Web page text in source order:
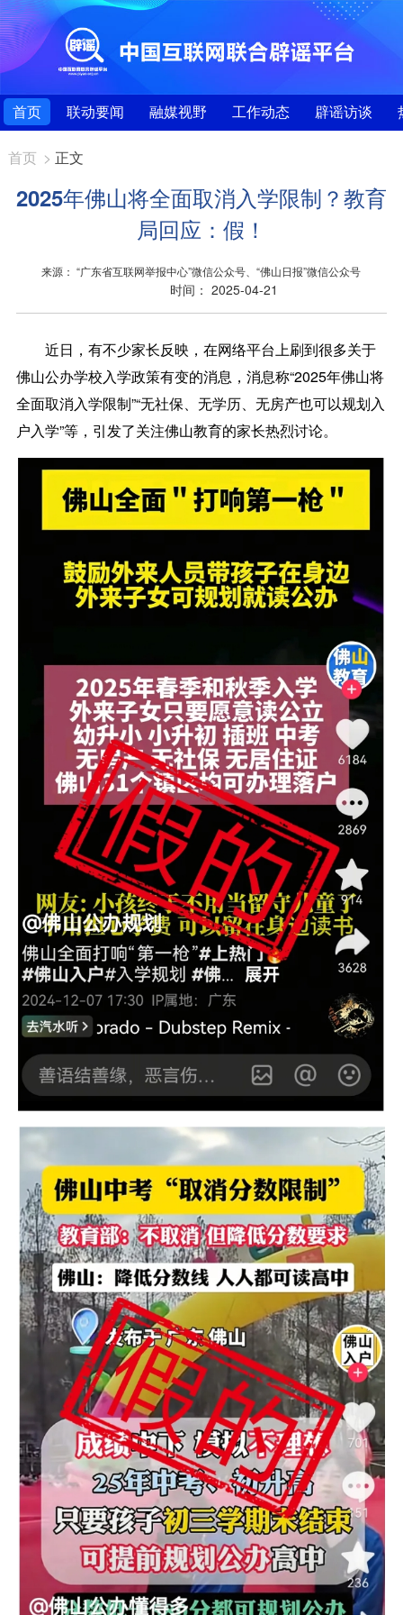
首页 联动要闻 融媒视野 工作动态 辟谣访谈
首页 > 正文
2025年佛山将全面取消入学限制？教育
局回应：假！
来源： “广东省互联网举报中心”微信公众号、“佛山日报”微信公众号
时间： 2025-04-21
近日，有不少家长反映，在网络平台上刷到很多关于
佛山公办学校入学政策有变的消息，消息称“2025年佛山将
全面取消入学限制”“无社保、无学历、无房产也可以规划入
户入学”等，引发了关注佛山教育的家长热烈讨论。